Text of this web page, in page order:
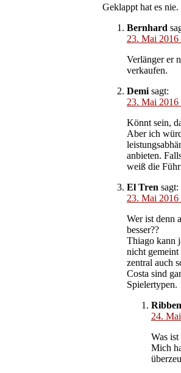
Geklappt hat es nie.
Bernhard
23. Mai
Verlänger er
verkaufen.
Demi sagt:
23. Mai
Könnt sein,
Aber ich
anbieten.
weiß die
El Tren sagt:
23. Mai
Wer ist denn
besser??
Thiago kann
nicht
zentral auch
Costa sind
Spielertypen.
Ribben
24.
Was ist
Mich